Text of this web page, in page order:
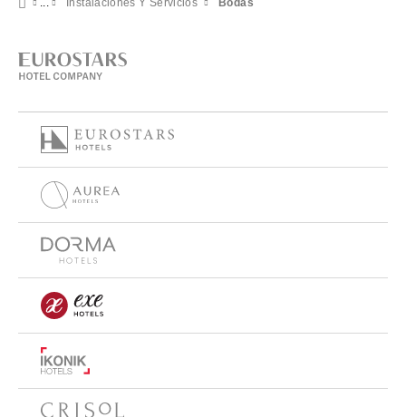
Instalaciones Y Servicios Bodas